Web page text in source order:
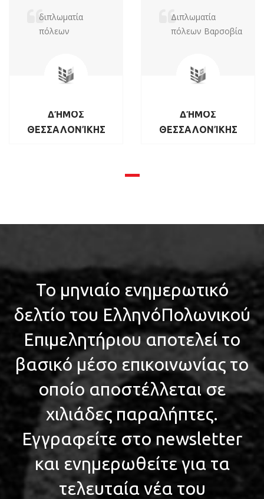
διπλωματία
πόλεων
ΔΉΜΟΣ
ΘΕΣΣΑΛΟΝΊΚΗΣ
Διπλωματία
πόλεων Βαρσοβία
ΔΉΜΟΣ
ΘΕΣΣΑΛΟΝΊΚΗΣ
Το μηνιαίο ενημερωτικό
δελτίο του ΕλληνόΠολωνικού
Επιμελητήριου αποτελεί το
βασικό μέσο επικοινωνίας το
οποίο αποστέλλεται σε
χιλιάδες παραλήπτες.
Εγγραφείτε στο newsletter
και ενημερωθείτε για τα
τελευταία νέα του